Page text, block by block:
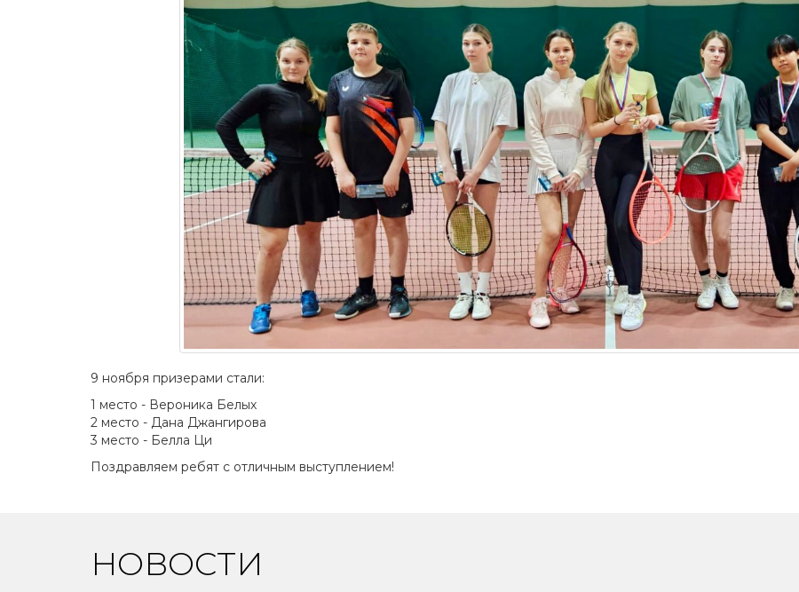
9 ноября призерами стали:
1 место - Вероника Белых
2 место - Дана Джангирова
3 место - Белла Ци
Поздравляем ребят с отличным выступлением!
НОВОСТИ